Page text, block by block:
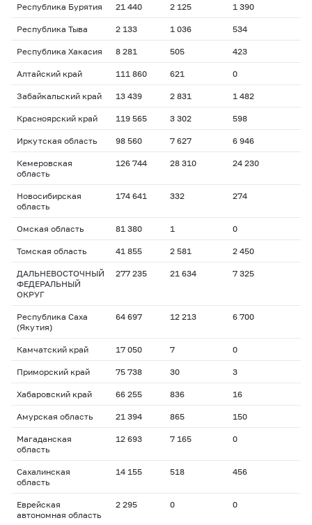
Республика Бурятия 21 440 2 125 1 390
Республика Тыва 2 133 1 036 534
Республика Хакасия 8 281 505 423
Алтайский край 111 860 621 0
Забайкальский край 13 439 2 831 1 482
Красноярский край 119 565 3 302 598
Иркутская область 98 560 7 627 6 946
Кемеровская
область
126 744 28 310 24 230
Новосибирская
область
174 641 332 274
Омская область 81 380 1 0
Томская область 41 855 2 581 2 450
ДАЛЬНЕВОСТОЧНЫЙ
ФЕДЕРАЛЬНЫЙ
ОКРУГ
277 235 21 634 7 325
Республика Саха
(Якутия)
64 697 12 213 6 700
Камчатский край 17 050 7 0
Приморский край 75 738 30 3
Хабаровский край 66 255 836 16
Амурская область 21 394 865 150
Магаданская
область
12 693 7 165 0
Сахалинская
область
14 155 518 456
Еврейская
автономная область
2 295 0 0